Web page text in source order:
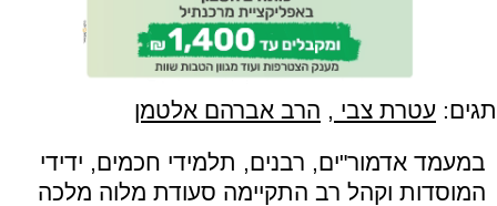
תגים: עטרת צבי , הרב אברהם אלטמן
במעמד אדמור"ים, רבנים, תלמידי חכמים, ידידי
המוסדות וקהל רב התקיימה סעודת מלוה מלכה